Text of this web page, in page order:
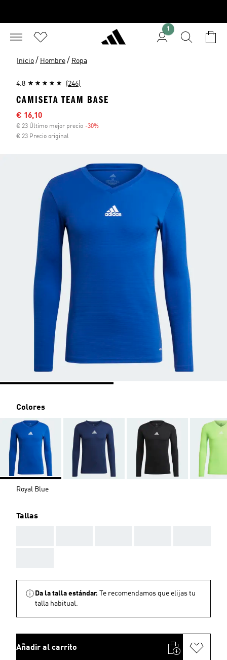
1
Inicio / Hombre / Ropa
4.8 (246)
CAMISETA TEAM BASE
Precio rebajado
€ 16,10
€ 23 Último mejor precio -30%
€ 23 Precio original
Colores
Royal Blue
Tallas
Da la talla estándar.
Te recomendamos que elijas tu
talla habitual.
Añadir al carrito